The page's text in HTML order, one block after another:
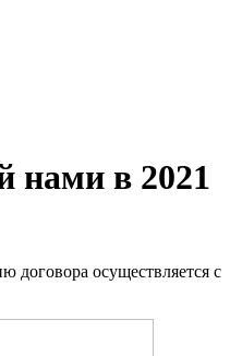
нами в 2021
договора осуществляется с